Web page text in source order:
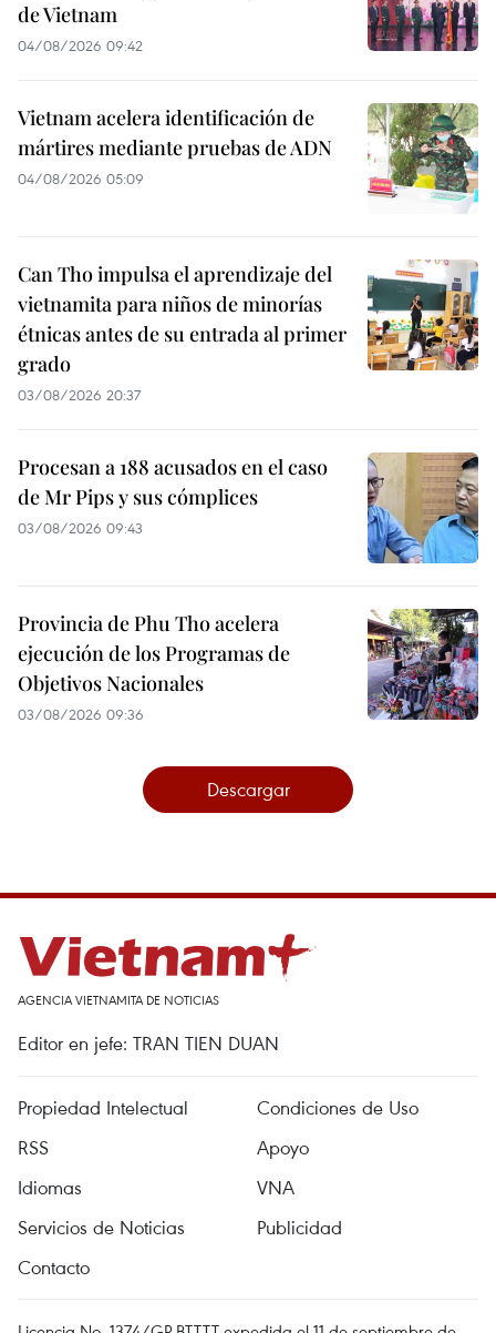
de Vietnam
04/08/2026 09:42
Vietnam acelera identificación de
mártires mediante pruebas de ADN
04/08/2026 05:09
Can Tho impulsa el aprendizaje del
vietnamita para niños de minorías
étnicas antes de su entrada al primer
grado
03/08/2026 20:37
Procesan a 188 acusados en el caso
de Mr Pips y sus cómplices
03/08/2026 09:43
Provincia de Phu Tho acelera
ejecución de los Programas de
Objetivos Nacionales
03/08/2026 09:36
Descargar
AGENCIA VIETNAMITA DE NOTICIAS
Editor en jefe: TRAN TIEN DUAN
Propiedad Intelectual
Condiciones de Uso
RSS
Apoyo
Idiomas
VNA
Servicios de Noticias
Publicidad
Contacto